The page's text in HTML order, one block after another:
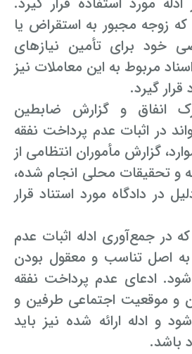
زوجه مجبور به استقراض یا
خود برای تأمین نیازهای
مربوط به این معاملات نیز
قرار گیرد.
انفاق و گزارش ضابطین
در اثبات عدم پرداخت نفقه
گزارش مأموران انتظامی از
تحقیقات محلی انجام شده،
در دادگاه مورد استناد قرار
در جمع‌آوری ادله اثبات عدم
به اصل تناسب و معقول بودن
ادعای عدم پرداخت نفقه
و موقعیت اجتماعی طرفین و
ادله ارائه شده نیز باید
باشد.